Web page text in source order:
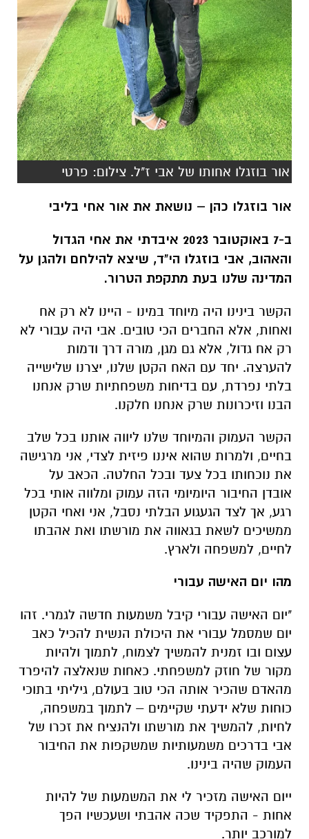
אור בוזגלו אחותו של אבי ז"ל. צילום: פרטי
אור בוזגלו כהן – נושאת את אור אחי בליבי
ב-7 באוקטובר 2023 איבדתי את אחי הגדול
המדינה שלנו בעת מתקפת הטרור.
הקשר בינינו היה מיוחד במינו - היינו לא רק אח
ואחות, אלא החברים הכי טובים. אבי היה עבורי לא
רק אח גדול, אלא גם מגן, מורה דרך ודמות
בלתי נפרדת, עם בדיחות משפחתיות שרק אנחנו
הבנו וזיכרונות שרק אנחנו חלקנו.
הקשר העמוק והמיוחד שלנו ליווה אותנו בכל שלב
בחיים, ולמרות שהוא איננו פיזית לצדי, אני מרגישה
את נוכחותו בכל צעד ובכל החלטה. הכאב על
רגע, אך לצד הגעגוע הבלתי נסבל, אני ואחי הקטן
ממשיכים לשאת בגאווה את מורשתו ואת אהבתו
לחיים, למשפחה ולארץ.
מהו יום האישה עבורי
"יום האישה עבורי קיבל משמעות חדשה לגמרי. זהו
עצום ובו זמנית להמשיך לצמוח, לתמוך ולהיות
מהאדם שהכיר אותה הכי טוב בעולם, גיליתי בתוכי
כוחות שלא ידעתי שקיימים – לתמוך במשפחה,
לחיות, להמשיך את מורשתו ולהנציח את זכרו של
אבי בדרכים משמעותיות שמשקפות את החיבור
העמוק שהיה בינינו.
ייום האישה מזכיר לי את המשמעות של להיות
אחות - התפקיד שכה אהבתי ושעכשיו הפך
למורכב יותר.
אני לומדת מחדש בכל יום שלהיות אישה ואחות
בישראל של היום משמעותו לשאת את הזיכרון
והכאב, אך גם להמשיך ולבנות חיים של משמעות